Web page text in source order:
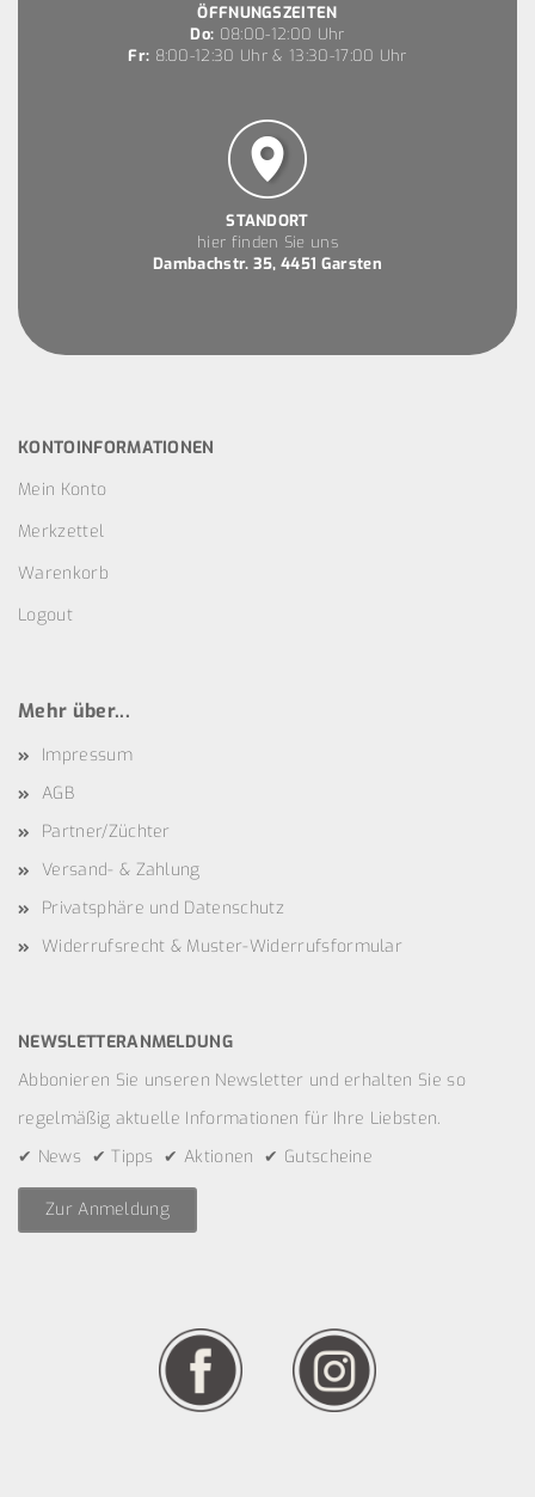
ÖFFNUNGSZEITEN
Do: 08:00-12:00 Uhr
Fr: 8:00-12:30 Uhr & 13:30-17:00 Uhr
STANDORT
hier finden Sie uns
Dambachstr. 35, 4451 Garsten
KONTOINFORMATIONEN
Mein Konto
Merkzettel
Warenkorb
Logout
Mehr über...
Impressum
AGB
Partner/Züchter
Versand- & Zahlung
Privatsphäre und Datenschutz
Widerrufsrecht & Muster-Widerrufsformular
NEWSLETTERANMELDUNG
Abbonieren Sie unseren Newsletter und erhalten Sie so
regelmäßig aktuelle Informationen für Ihre Liebsten.
✔ News ✔ Tipps ✔ Aktionen ✔ Gutscheine
Zur Anmeldung